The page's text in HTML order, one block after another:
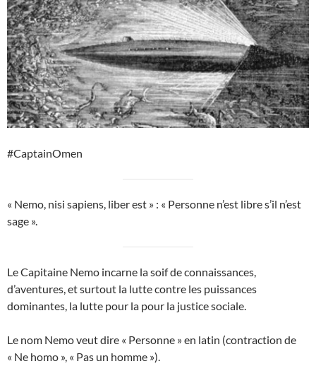
#CaptainOmen
« Nemo, nisi sapiens, liber est » : « Personne n’est libre s’il n’est
sage ».
Le Capitaine Nemo incarne la soif de connaissances,
d’aventures, et surtout la lutte contre les puissances
dominantes, la lutte pour la pour la justice sociale.
Le nom Nemo veut dire « Personne » en latin (contraction de
« Ne homo », « Pas un homme »).